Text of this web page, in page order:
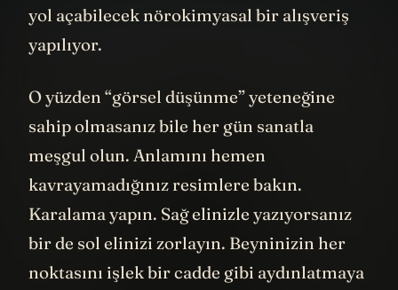
yol açabilecek nörokimyasal bir alışveriş
yapılıyor.
O yüzden “görsel düşünme” yeteneğine
sahip olmasanız bile her gün sanatla
meşgul olun. Anlamını hemen
kavrayamadığınız resimlere bakın.
Karalama yapın. Sağ elinizle yazıyorsanız
bir de sol elinizi zorlayın. Beyninizin her
noktasını işlek bir cadde gibi aydınlatmaya